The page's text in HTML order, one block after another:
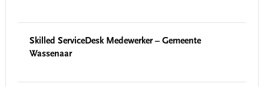
Skilled ServiceDesk Medewerker – Gemeente
Wassenaar